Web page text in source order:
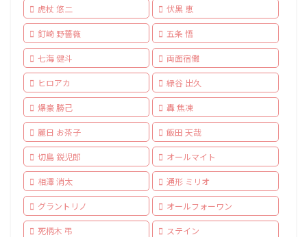
虎杖 悠二 伏黒 恵
釘崎 野薔薇 五条 悟
七海 健斗 両面宿儺
ヒロアカ 緑谷 出久
爆豪 勝己 轟 焦凍
麗日 お茶子 飯田 天哉
切島 鋭児郎 オールマイト
相澤 消太 通形 ミリオ
グラントリノ オールフォーワン
死柄木 弔 ステイン